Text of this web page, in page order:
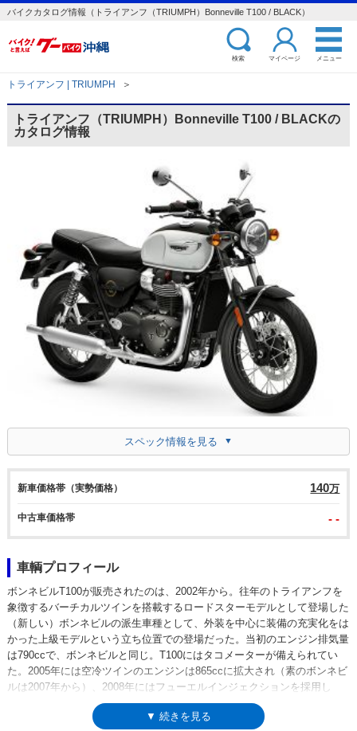
バイクカタログ情報（トライアンフ（TRIUMPH）Bonneville T100 / BLACK）
検索 マイページ メニュー
トライアンフ | TRIUMPH ＞
トライアンフ（TRIUMPH）Bonneville T100 / BLACKの
カタログ情報
スペック情報を見る
新車価格帯（実勢価格） 140万
中古車価格帯 - -
車輌プロフィール
ボンネビルT100が販売されたのは、2002年から。往年のトライアンフを
象徴するバーチカルツインを搭載するロードスターモデルとして登場した
（新しい）ボンネビルの派生車種として、外装を中心に装備の充実化をは
かった上級モデルという立ち位置での登場だった。当初のエンジン排気量
は790ccで、ボンネビルと同じ。T100にはタコメーターが備えられてい
た。2005年には空冷ツインのエンジンは865ccに拡大され（素のボンネビ
ルは2007年から）、2008年にはフューエルインジェクションを採用し
た。ここまで、ボンネビルT100もボンネビルも、フロント19インチ、リ
ア17インチのスポークホイールを採用していたが、この後、ベースモデル
▼ 続きを見る